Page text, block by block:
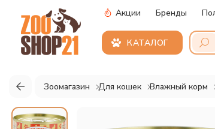
Акции Бренды
КАТАЛОГ
Зоомагазин Для кошек Влажный корм